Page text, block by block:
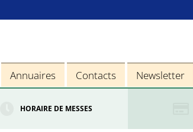
Annuaires Contacts Newsletter
HORAIRE DE MESSES